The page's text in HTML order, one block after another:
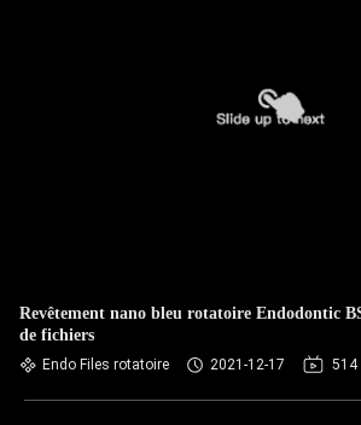
Revêtement nano bleu rotatoire Endodontic
de fichiers
Endo Files rotatoire 2021-12-17 514